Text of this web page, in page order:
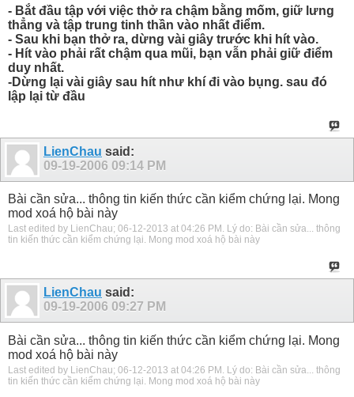
- Bắt đầu tập với việc thở ra chậm bằng mốm, giữ lưng
thẳng và tập trung tinh thần vào nhất điểm.
- Sau khi bạn thở ra, dừng vài giây trước khi hít vào.
- Hít vào phải rất chậm qua mũi, bạn vẫn phải giữ điểm
duy nhất.
-Dừng lại vài giây sau hít như khí đi vào bụng. sau đó
lập lại từ đầu
LienChau said:
09-19-2006 09:14 PM
Bài cần sửa... thông tin kiến thức cần kiểm chứng lại. Mong
mod xoá hộ bài này
Last edited by LienChau; 06-12-2013 at 04:26 PM . Lý do: Bài cần sửa... thông
tin kiến thức cần kiểm chứng lại. Mong mod xoá hộ bài này
LienChau said:
09-19-2006 09:27 PM
Bài cần sửa... thông tin kiến thức cần kiểm chứng lại. Mong
mod xoá hộ bài này
Last edited by LienChau; 06-12-2013 at 04:26 PM. Lý do: Bài cần sửa... thông
tin kiến thức cần kiểm chứng lại. Mong mod xoá hộ bài này